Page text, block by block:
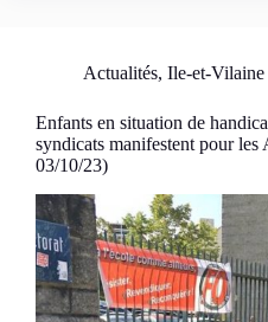
Actualités, Ile-et-Vilaine
Enfants en situation de
syndicats manifestent pour
03/10/23)